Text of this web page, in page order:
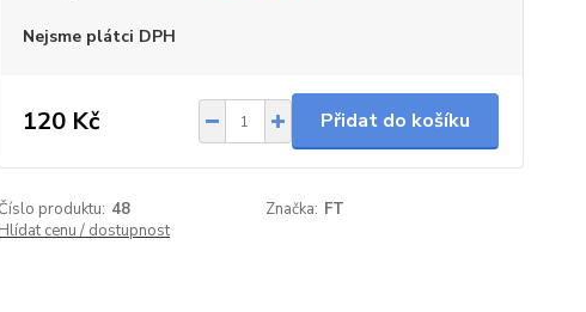
Nejsme plátci DPH
120 Kč Přidat do košíku
produktu: 48 Značka: FT
Hlídat cenu / dostupnost